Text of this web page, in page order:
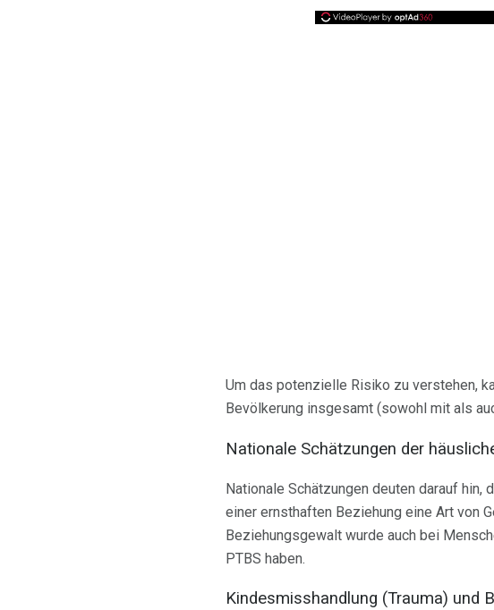
Um das potenzielle Risiko zu verstehen,
Bevölkerung insgesamt (sowohl mit als
Nationale Schätzungen der
Nationale Schätzungen deuten darauf
einer ernsthaften Beziehung eine Art von
Beziehungsgewalt wurde auch bei
PTBS haben.
Kindesmisshandlung (Trauma) und